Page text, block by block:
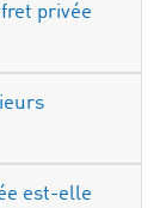
privée
est-elle